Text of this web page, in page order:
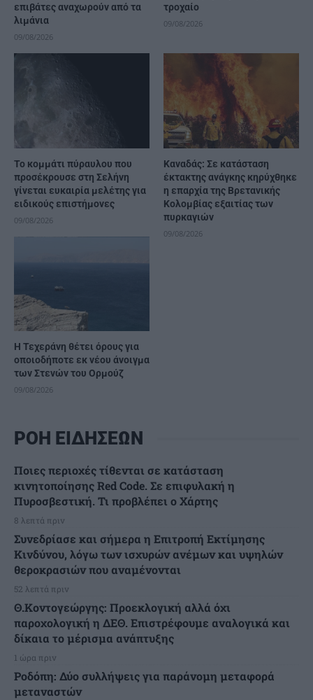
επιβάτες αναχωρούν από τα
λιμάνια
09/08/2026
τροχαίο
09/08/2026
Το κομμάτι πύραυλου που
προσέκρουσε στη Σελήνη
γίνεται ευκαιρία μελέτης για
ειδικούς επιστήμονες
09/08/2026
Καναδάς: Σε κατάσταση
έκτακτης ανάγκης κηρύχθηκε
η επαρχία της Βρετανικής
Κολομβίας εξαιτίας των
πυρκαγιών
09/08/2026
Η Τεχεράνη θέτει όρους για
οποιοδήποτε εκ νέου άνοιγμα
των Στενών του Ορμούζ
09/08/2026
ΡΟΗ ΕΙΔΗΣΕΩΝ
Ποιες περιοχές τίθενται σε κατάσταση
κινητοποίησης Red Code. Σε επιφυλακή η
Πυροσβεστική. Τι προβλέπει ο Χάρτης
8 λεπτά πριν
Συνεδρίασε και σήμερα η Επιτροπή Εκτίμησης
Κινδύνου, λόγω των ισχυρών ανέμων και υψηλών
θεροκρασιών που αναμένονται
52 λεπτά πριν
Θ.Κοντογεώργης: Προεκλογική αλλά όχι
παροχολογική η ΔΕΘ. Επιστρέφουμε αναλογικά και
δίκαια το μέρισμα ανάπτυξης
1 ώρα πριν
Ροδόπη: Δύο συλλήψεις για παράνομη μεταφορά
μεταναστών